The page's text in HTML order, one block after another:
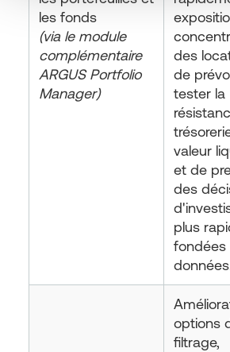
les fonds
(via le module
complémentaire
ARGUS Portfolio
Manager)
des
de
tester la
valeur
et de
des
plus
fondées
options
filtrage,